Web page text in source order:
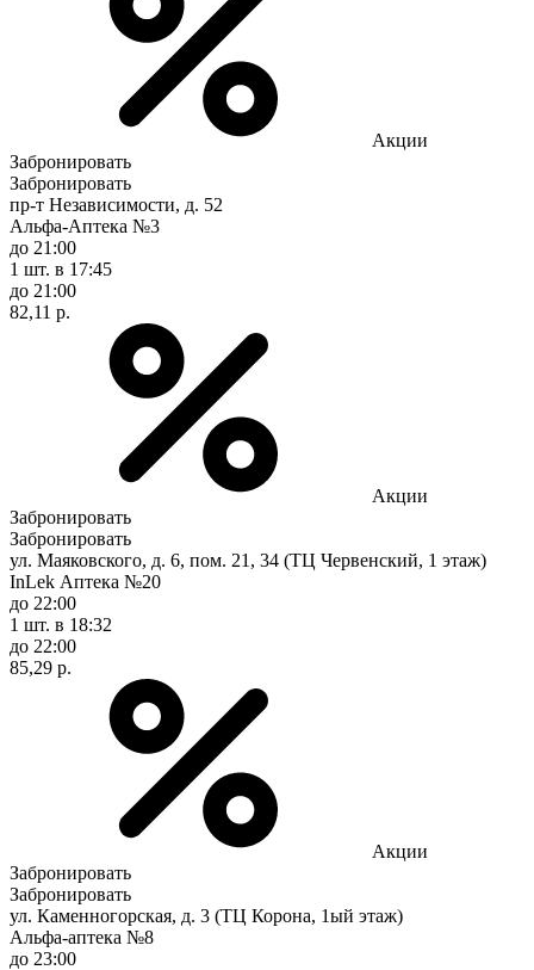
Акции
Забронировать
Забронировать
пр-т Независимости, д. 52
Альфа-Аптека №3
до 21:00
1 шт. в 17:45
до 21:00
82,11 р.
Акции
Забронировать
Забронировать
ул. Маяковского, д. 6, пом. 21, 34 (ТЦ Червенский, 1 этаж)
InLek Аптека №20
до 22:00
1 шт. в 18:32
до 22:00
85,29 р.
Акции
Забронировать
Забронировать
ул. Каменногорская, д. 3 (ТЦ Корона, 1ый этаж)
Альфа-аптека №8
до 23:00